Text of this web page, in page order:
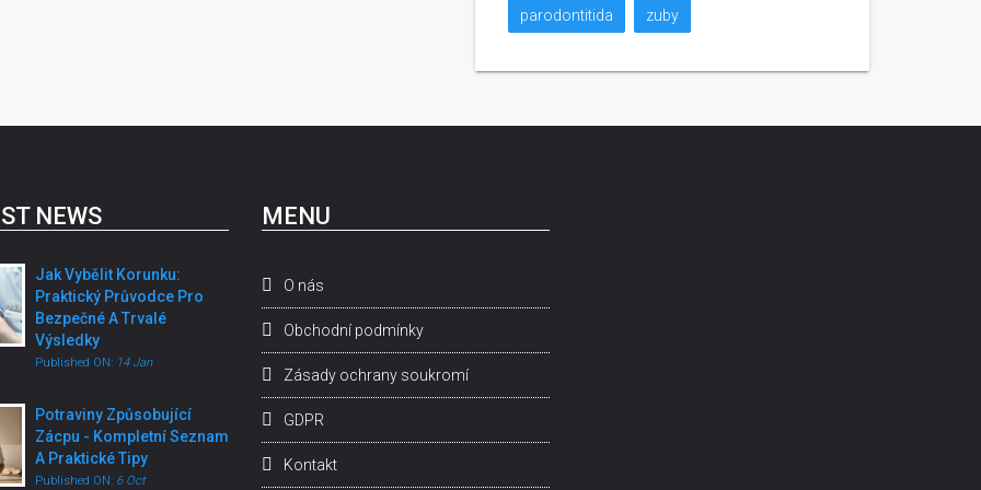
parodontitida zuby
NEWS
Jak Vybělit Korunku:
Praktický Průvodce Pro
Bezpečné A Trvalé
Výsledky
Published ON: 14 Jan
Potraviny Způsobující
Zácpu - Kompletní Seznam
A Praktické Tipy
Published ON: 6 Oct
MENU
O nás
Obchodní podmínky
Zásady ochrany soukromí
GDPR
Kontakt